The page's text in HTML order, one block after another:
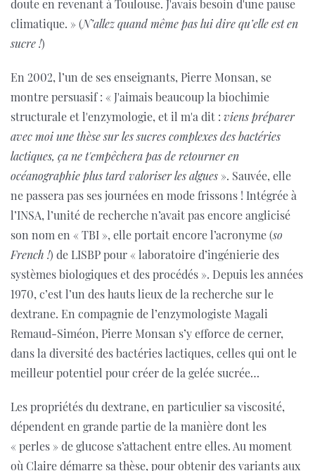
doute en revenant à Toulouse. J'avais besoin d'une pause
climatique. » (N’allez quand même pas lui dire qu’elle est en
sucre !)
En 2002, l’un de ses enseignants, Pierre Monsan, se
montre persuasif : « J'aimais beaucoup la biochimie
structurale et l'enzymologie, et il m'a dit : viens préparer
avec moi une thèse sur les sucres complexes des bactéries
lactiques, ça ne t'empêchera pas de retourner en
océanographie plus tard valoriser les algues ». Sauvée, elle
ne passera pas ses journées en mode frissons ! Intégrée à
l’INSA, l’unité de recherche n’avait pas encore anglicisé
son nom en « TBI », elle portait encore l’acronyme (so
French !) de LISBP pour « laboratoire d’ingénierie des
systèmes biologiques et des procédés ». Depuis les années
1970, c’est l’un des hauts lieux de la recherche sur le
dextrane. En compagnie de l’enzymologiste Magali
Remaud-Siméon, Pierre Monsan s’y efforce de cerner,
dans la diversité des bactéries lactiques, celles qui ont le
meilleur potentiel pour créer de la gelée sucrée…
Les propriétés du dextrane, en particulier sa viscosité,
dépendent en grande partie de la manière dont les
« perles » de glucose s’attachent entre elles. Au moment
où Claire démarre sa thèse, pour obtenir des variants aux